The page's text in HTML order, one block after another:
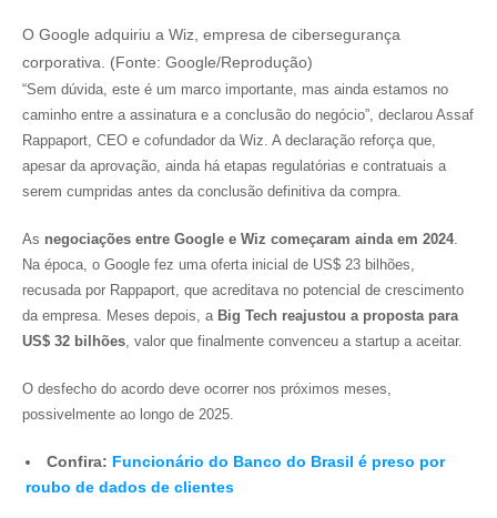
O Google adquiriu a Wiz, empresa de cibersegurança
corporativa. (Fonte: Google/Reprodução)
“Sem dúvida, este é um marco importante, mas ainda estamos no
caminho entre a assinatura e a conclusão do negócio”, declarou Assaf
Rappaport, CEO e cofundador da Wiz. A declaração reforça que,
apesar da aprovação, ainda há etapas regulatórias e contratuais a
serem cumpridas antes da conclusão definitiva da compra.
As negociações entre Google e Wiz começaram ainda em 2024.
Na época, o Google fez uma oferta inicial de US$ 23 bilhões,
recusada por Rappaport, que acreditava no potencial de crescimento
da empresa. Meses depois, a Big Tech reajustou a proposta para
US$ 32 bilhões, valor que finalmente convenceu a startup a aceitar.
O desfecho do acordo deve ocorrer nos próximos meses,
possivelmente ao longo de 2025.
Confira: Funcionário do Banco do Brasil é preso por
roubo de dados de clientes